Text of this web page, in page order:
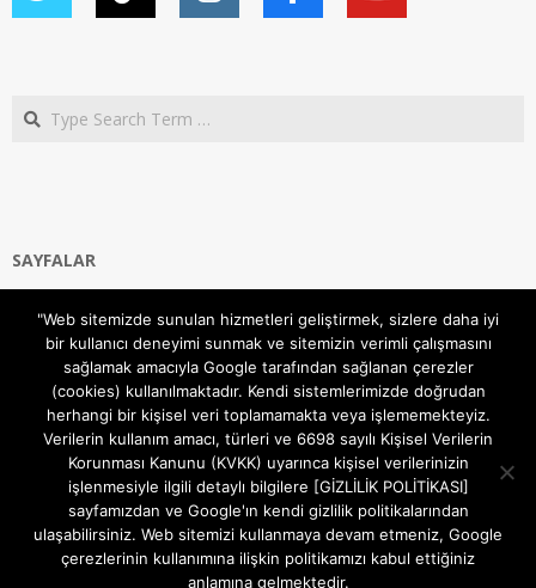
Search
SAYFALAR
Gizlilik ve Çerezler (Cookies) Politikası
Hakkımızda
İletişim Kanalları
MODEM KURULUM
TEKNİK DESTEK
TELEVİZYON SİSTEMLERİ
"Web sitemizde sunulan hizmetleri geliştirmek, sizlere daha iyi
bir kullanıcı deneyimi sunmak ve sitemizin verimli çalışmasını
sağlamak amacıyla Google tarafından sağlanan çerezler
(cookies) kullanılmaktadır. Kendi sistemlerimizde doğrudan
herhangi bir kişisel veri toplamamakta veya işlememekteyiz.
Verilerin kullanım amacı, türleri ve 6698 sayılı Kişisel Verilerin
Korunması Kanunu (KVKK) uyarınca kişisel verilerinizin
işlenmesiyle ilgili detaylı bilgilere [GİZLİLİK POLİTİKASI]
sayfamızdan ve Google'ın kendi gizlilik politikalarından
ulaşabilirsiniz. Web sitemizi kullanmaya devam etmeniz, Google
çerezlerinin kullanımına ilişkin politikamızı kabul ettiğiniz
anlamına gelmektedir.